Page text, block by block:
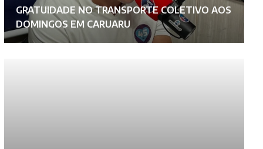
GRATUIDADE NO TRANSPORTE COLETIVO AOS
DOMINGOS EM CARUARU